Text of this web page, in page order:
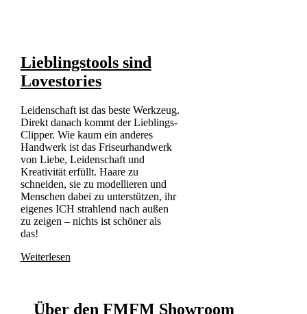
Lieblingstools sind
Lovestories
Leidenschaft ist das beste Werkzeug.
Direkt danach kommt der Lieblings-
Clipper. Wie kaum ein anderes
Handwerk ist das Friseurhandwerk
von Liebe, Leidenschaft und
Kreativität erfüllt. Haare zu
schneiden, sie zu modellieren und
Menschen dabei zu unterstützen, ihr
eigenes ICH strahlend nach außen
zu zeigen – nichts ist schöner als
das!
Weiterlesen
Über den FMFM Showroom